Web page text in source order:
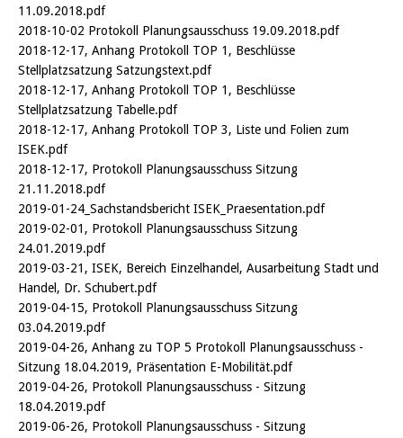
11.09.2018.pdf
2018-10-02 Protokoll Planungsausschuss 19.09.2018.pdf
2018-12-17, Anhang Protokoll TOP 1, Beschlüsse
Stellplatzsatzung Satzungstext.pdf
2018-12-17, Anhang Protokoll TOP 1, Beschlüsse
Stellplatzsatzung Tabelle.pdf
2018-12-17, Anhang Protokoll TOP 3, Liste und Folien zum
ISEK.pdf
2018-12-17, Protokoll Planungsausschuss Sitzung
21.11.2018.pdf
2019-01-24_Sachstandsbericht ISEK_Praesentation.pdf
2019-02-01, Protokoll Planungsausschuss Sitzung
24.01.2019.pdf
2019-03-21, ISEK, Bereich Einzelhandel, Ausarbeitung Stadt und
Handel, Dr. Schubert.pdf
2019-04-15, Protokoll Planungsausschuss Sitzung
03.04.2019.pdf
2019-04-26, Anhang zu TOP 5 Protokoll Planungsausschuss -
Sitzung 18.04.2019, Präsentation E-Mobilität.pdf
2019-04-26, Protokoll Planungsausschuss - Sitzung
18.04.2019.pdf
2019-06-26, Protokoll Planungsausschuss - Sitzung